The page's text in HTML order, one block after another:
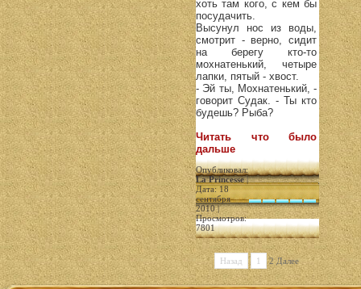
хоть там кого, с кем бы
посудачить.
Высунул нос из воды,
смотрит - верно, сидит
на берегу кто-то
мохнатенький, четыре
лапки, пятый - хвост.
- Эй ты, Мохнатенький, -
говорит Судак. - Ты кто
будешь? Рыба?
Читать что было
дальше
Опубликовал:
La Princesse|
Дата: 18
сентября
2010 |
Просмотров:
7801
Назад 1 2 Далее